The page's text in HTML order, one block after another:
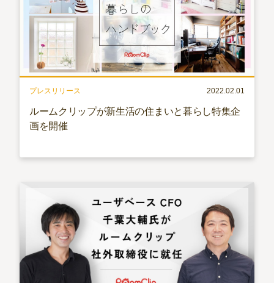
プレスリリース 2022.02.01
ルームクリップが新生活の住まいと暮らし特集企
画を開催